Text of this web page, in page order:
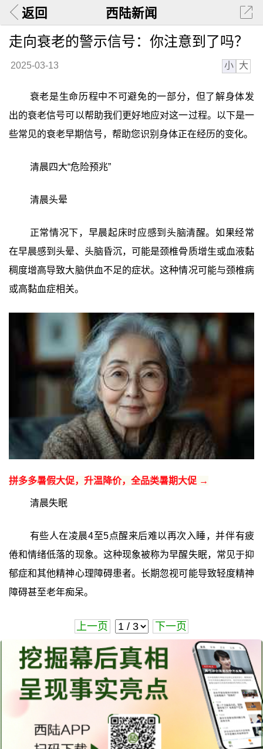
返回 西陆新闻
走向衰老的警示信号：你注意到了吗？
2025-03-13 小 大
衰老是生命历程中不可避免的一部分，但了解身体发
出的衰老信号可以帮助我们更好地应对这一过程。以下是一
些常见的衰老早期信号，帮助您识别身体正在经历的变化。
清晨四大“危险预兆”
清晨头晕
正常情况下，早晨起床时应感到头脑清醒。如果经常
在早晨感到头晕、头脑昏沉，可能是颈椎骨质增生或血液黏
稠度增高导致大脑供血不足的症状。这种情况可能与颈椎病
或高黏血症相关。
拼多多暑假大促，升温降价，全品类暑期大促 →
清晨失眠
有些人在凌晨4至5点醒来后难以再次入睡，并伴有疲
倦和情绪低落的现象。这种现象被称为早醒失眠，常见于抑
郁症和其他精神心理障碍患者。长期忽视可能导致轻度精神
障碍甚至老年痴呆。
上一页 下一页